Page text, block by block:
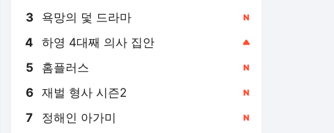
3 욕망의 덫 드라마
4 하영 4대째 의사 집안
5 홈플러스
6 재벌 형사 시즌2
7 정해인 아가미